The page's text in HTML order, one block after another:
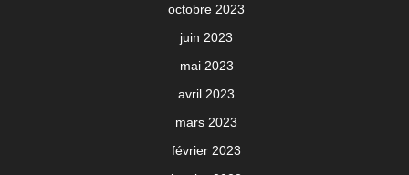
octobre 2023
juin 2023
mai 2023
avril 2023
mars 2023
février 2023